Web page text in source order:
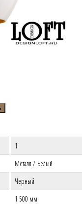
1
Металл / Белый
Черный
1 500 мм